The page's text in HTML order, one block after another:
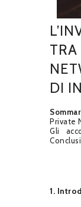
DI
Private
Gli
1.